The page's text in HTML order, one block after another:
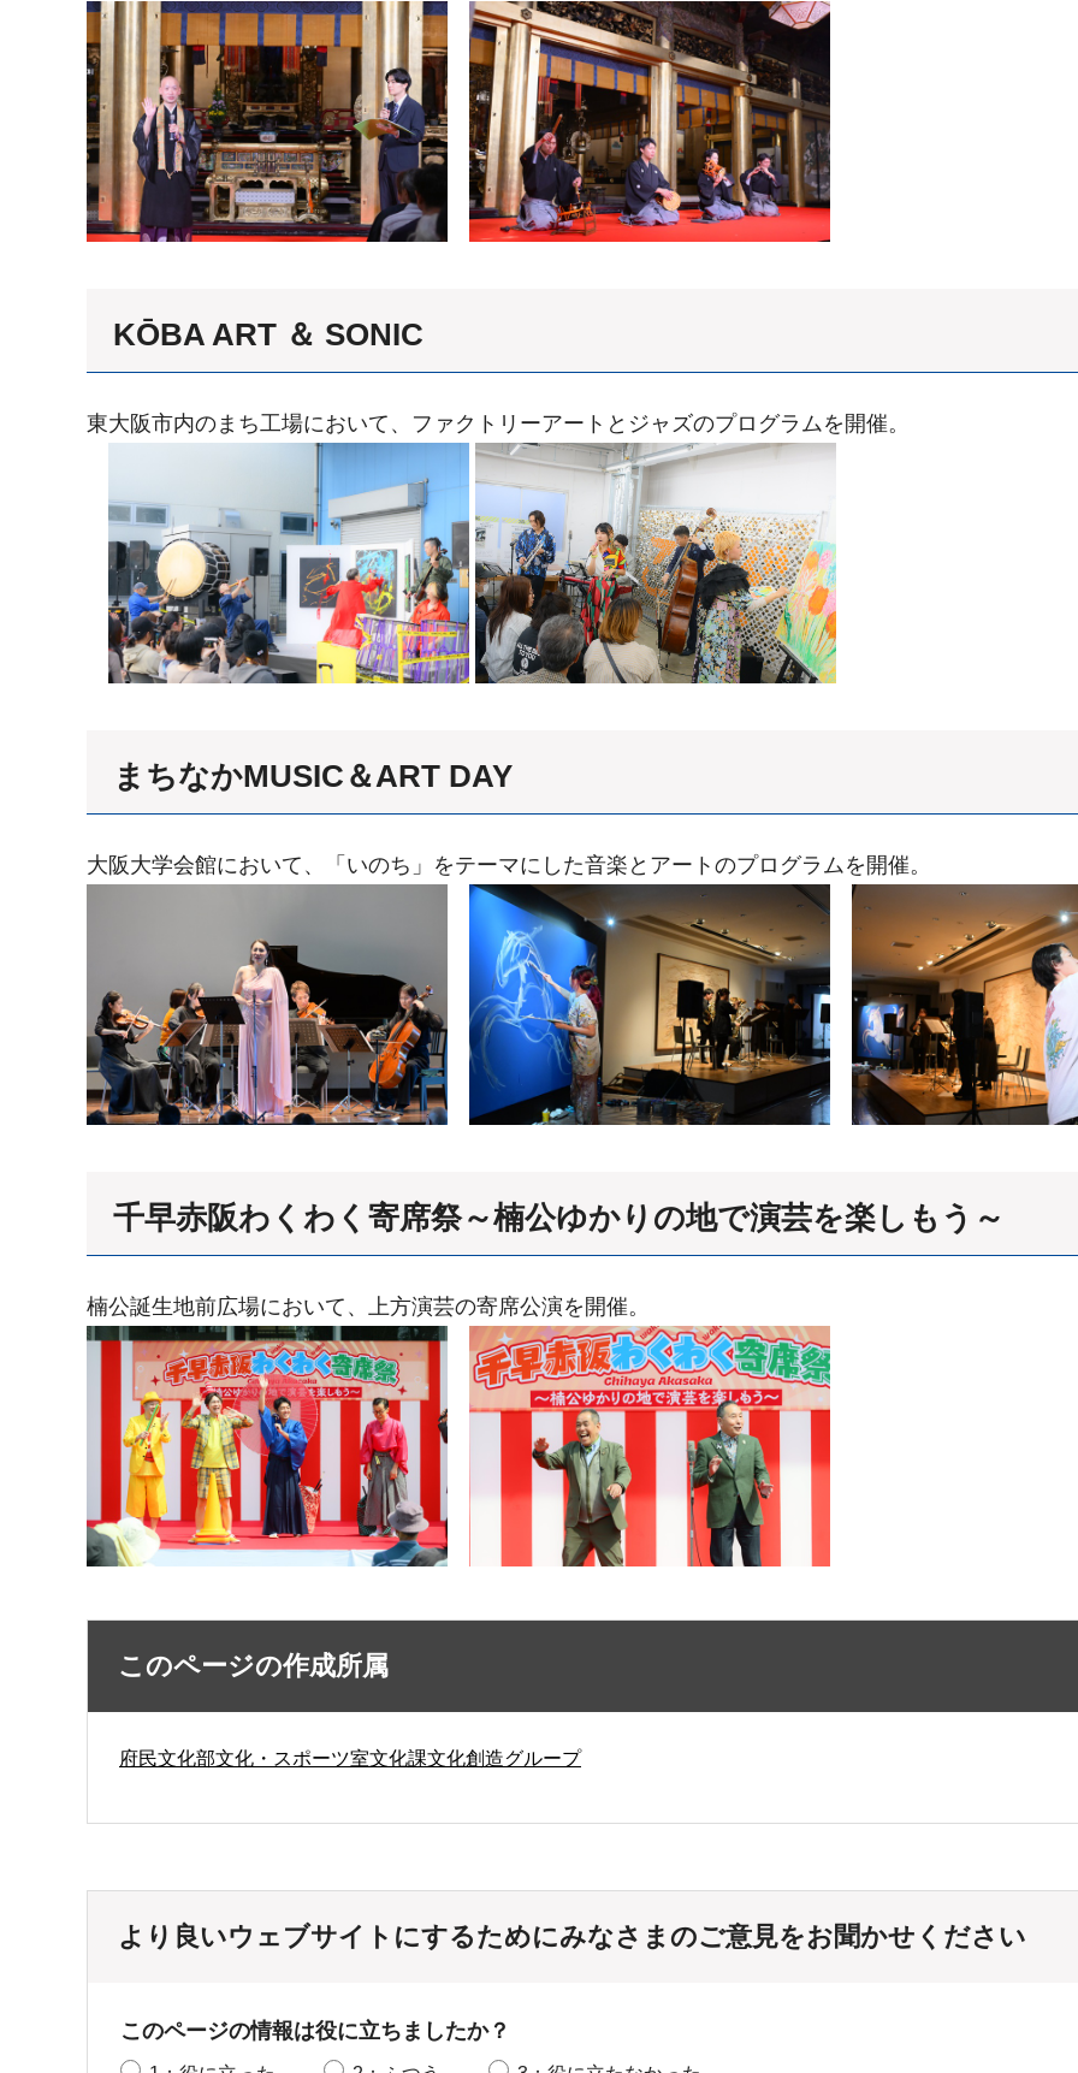
KŌBA ART ＆ SONIC
東大阪市内のまち工場において、ファクトリーアートとジャズのプログラムを開催。
まちなかMUSIC＆ART DAY
大阪大学会館において、「いのち」をテーマにした音楽とアートのプログラムを開催。
千早赤阪わくわく寄席祭～楠公ゆかりの地で演芸を楽しもう～
楠公誕生地前広場において、上方演芸の寄席公演を開催。
このページの作成所属
府民文化部文化・スポーツ室文化課文化創造グループ
より良いウェブサイトにするためにみなさまのご意見をお聞かせください
このページの情報は役に立ちましたか？